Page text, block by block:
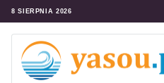
8 SIERPNIA 2026